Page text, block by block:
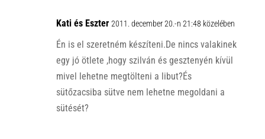
Kati és Eszter 2011. december 20.-n 21:48 közelében
Én is el szeretném készíteni.De nincs valakinek
egy jó ötlete ,hogy szilván és gesztenyén kívül
mivel lehetne megtölteni a libut?És
sütőzacsiba sütve nem lehetne megoldani a
sütését?